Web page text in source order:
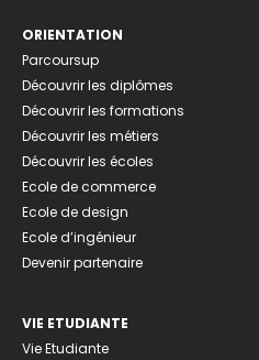
ORIENTATION
Parcoursup
Découvrir les diplômes
Découvrir les formations
Découvrir les métiers
Découvrir les écoles
Ecole de commerce
Ecole de design
Ecole d’ingénieur
Devenir partenaire
VIE ETUDIANTE
Vie Etudiante